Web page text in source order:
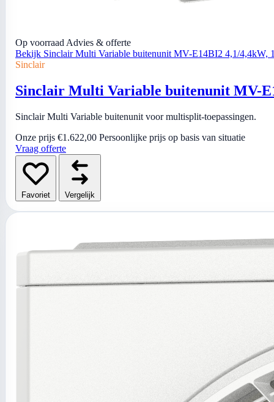
Op voorraad Advies & offerte
Bekijk Sinclair Multi Variable buitenunit MV-E14BI2 4,1/4,4kW,
Sinclair
Sinclair Multi Variable buitenunit MV-
Sinclair Multi Variable buitenunit voor multisplit-toepassingen.
Onze prijs €1.622,00 Persoonlijke prijs op basis van situatie
Vraag offerte
Favoriet Vergelijk